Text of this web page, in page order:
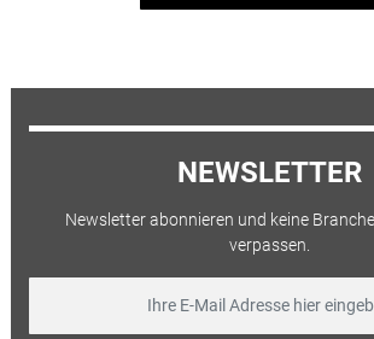
NEWSLETTER
Newsletter abonnieren und keine
verpassen.